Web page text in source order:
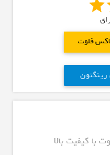
فلوت
رینگتون
کیفیت بالا